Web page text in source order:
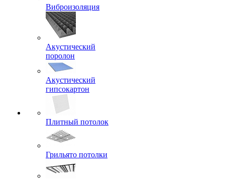
Виброизоляция
Акустический
поролон
Акустический
гипсокартон
Плитный потолок
Грильято потолки